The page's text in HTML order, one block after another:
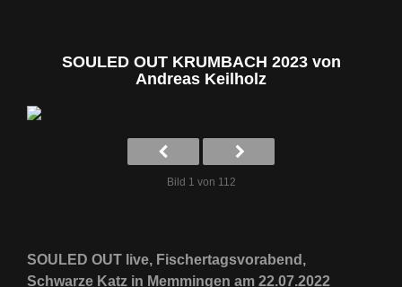
SOULED OUT KRUMBACH 2023 von
Andreas Keilholz
Bild 1 von 112
SOULED OUT live, Fischertagsvorabend,
Schwarze Katz in Memmingen am 22.07.2022